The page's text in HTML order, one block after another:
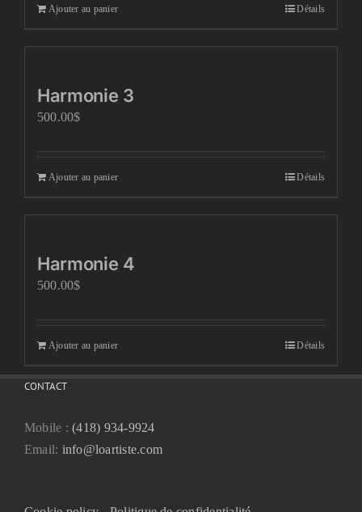
Ajouter au panier Détails
Harmonie 3
500.00$
Ajouter au panier Détails
Harmonie 4
500.00$
Ajouter au panier Détails
CONTACT
Mobile :(418) 934-9924
Email: info@loartiste.com